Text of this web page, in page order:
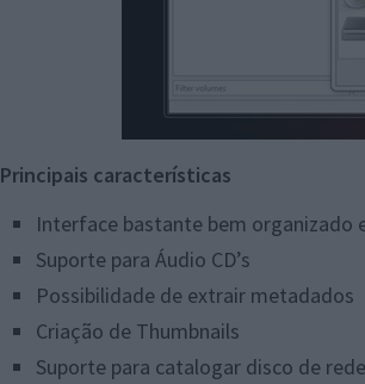
Principais características
Interface bastante bem organizado
Suporte para Áudio CD’s
Possibilidade de extrair metadados
Criação de Thumbnails
Suporte para catalogar disco de